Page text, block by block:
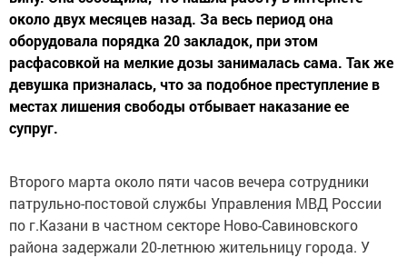
около двух месяцев назад. За весь период она
оборудовала порядка 20 закладок, при этом
расфасовкой на мелкие дозы занималась сама. Так же
девушка призналась, что за подобное преступление в
местах лишения свободы отбывает наказание ее
супруг.
Второго марта около пяти часов вечера сотрудники
патрульно-постовой службы Управления МВД России
по г.Казани в частном секторе Ново-Савиновского
района задержали 20-летнюю жительницу города. У